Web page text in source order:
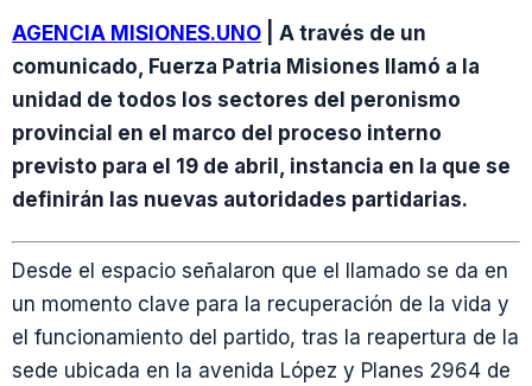
AGENCIA MISIONES.UNO | A través de un
comunicado, Fuerza Patria Misiones llamó a la
unidad de todos los sectores del peronismo
provincial en el marco del proceso interno
previsto para el 19 de abril, instancia en la que se
definirán las nuevas autoridades partidarias.
Desde el espacio señalaron que el llamado se da en
un momento clave para la recuperación de la vida y
el funcionamiento del partido, tras la reapertura de la
sede ubicada en la avenida López y Planes 2964 de